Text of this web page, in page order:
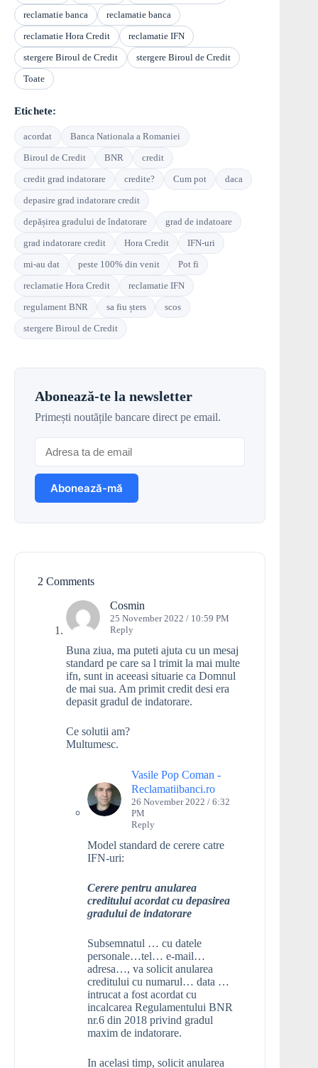
reclamatie banca
reclamatie banca
reclamatie Hora Credit
reclamatie IFN
stergere Biroul de Credit
stergere Biroul de Credit
Toate
Etichete:
acordat
Banca Nationala a Romaniei
Biroul de Credit
BNR
credit
credit grad indatorare
credite? Cum pot
daca
depasire grad indatorare credit
depășirea gradului de îndatorare
grad de indatoare
grad indatorare credit
Hora Credit
IFN-uri
mi-au dat
peste 100% din venit
Pot fi
reclamatie Hora Credit
reclamatie IFN
regulament BNR
sa fiu șters
scos
stergere Biroul de Credit
Abonează-te la newsletter
Primești noutățile bancare direct pe email.
2 Comments
Cosmin
25 November 2022 / 10:59 PM
Reply
Buna ziua, ma puteti ajuta cu un mesaj
standard pe care sa l trimit la mai multe
ifn, sunt in aceeasi situarie ca Domnul
de mai sua. Am primit credit desi era
depasit gradul de indatorare.
Ce solutii am?
Multumesc.
Vasile Pop Coman -
Reclamatiibanci.ro
26 November 2022 / 6:32
PM
Reply
Model standard de cerere catre
IFN-uri:
Cerere pentru anularea
creditului acordat cu depasirea
gradului de indatorare
Subsemnatul … cu datele
personale…tel… e-mail…
adresa…, va solicit anularea
creditului cu numarul… data …
intrucat a fost acordat cu
incalcarea Regulamentului BNR
nr.6 din 2018 privind gradul
maxim de indatorare.
In acelasi timp, solicit anularea